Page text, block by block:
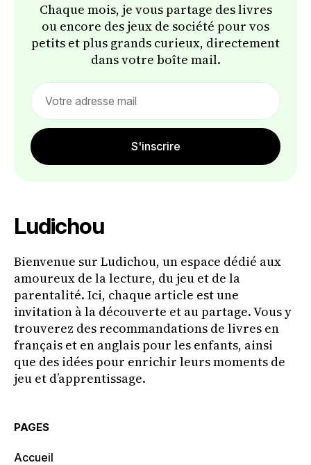
Chaque mois, je vous partage des livres
ou encore des jeux de société pour vos
petits et plus grands curieux, directement
dans votre boîte mail.
S'inscrire
Ludichou
Bienvenue sur Ludichou, un espace dédié aux
amoureux de la lecture, du jeu et de la
parentalité. Ici, chaque article est une
invitation à la découverte et au partage. Vous y
trouverez des recommandations de livres en
français et en anglais pour les enfants, ainsi
que des idées pour enrichir leurs moments de
jeu et d’apprentissage.
PAGES
Accueil